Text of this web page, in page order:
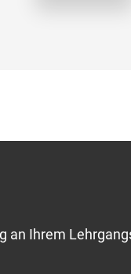
an Ihrem